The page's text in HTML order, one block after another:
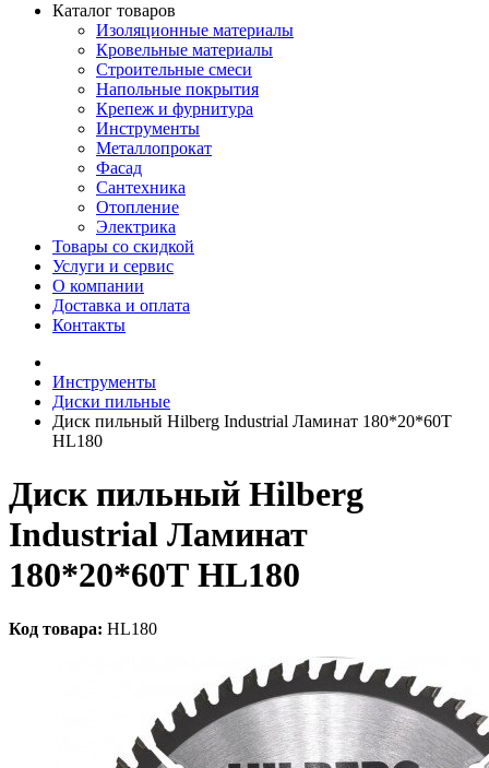
Каталог товаров
Изоляционные материалы
Кровельные материалы
Строительные смеси
Напольные покрытия
Крепеж и фурнитура
Инструменты
Металлопрокат
Фасад
Сантехника
Отопление
Электрика
Товары со скидкой
Услуги и сервис
О компании
Доставка и оплата
Контакты
Инструменты
Диски пильные
Диск пильный Hilberg Industrial Ламинат 180*20*60Т
HL180
Диск пильный Hilberg
Industrial Ламинат
180*20*60Т HL180
Код товара: HL180